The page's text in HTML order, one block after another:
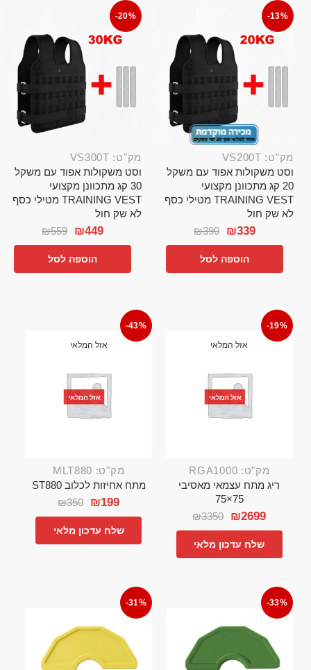
-13%
מק"ט: VS200T
וסט משקולות אפוד עם משקל
20 קג מתכוונן מקצועי
TRAINING VEST מטילי כסף
לא שק חול
₪390 ₪339
הוספה לסל
-20%
מק"ט: VS300T
וסט משקולות אפוד עם משקל
30 קג מתכוונן מקצועי
TRAINING VEST מטילי כסף
לא שק חול
₪559 ₪449
הוספה לסל
-19%
אזל המלאי
אזל המלאי
מק"ט: RGA1000
ריג מתח עצמאי מאסיבי
75×75
₪3350 ₪2699
שלח עדכון מלאי
-43%
אזל המלאי
אזל המלאי
מק"ט: MLT880
מתח אחיזות לכלוב ST880
₪350 ₪199
שלח עדכון מלאי
-33%
-31%